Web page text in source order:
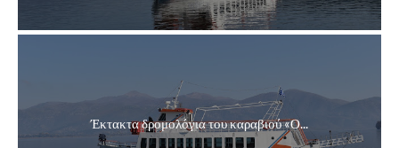
Έκτακτα δρομολόγια του καραβιού «Ο...